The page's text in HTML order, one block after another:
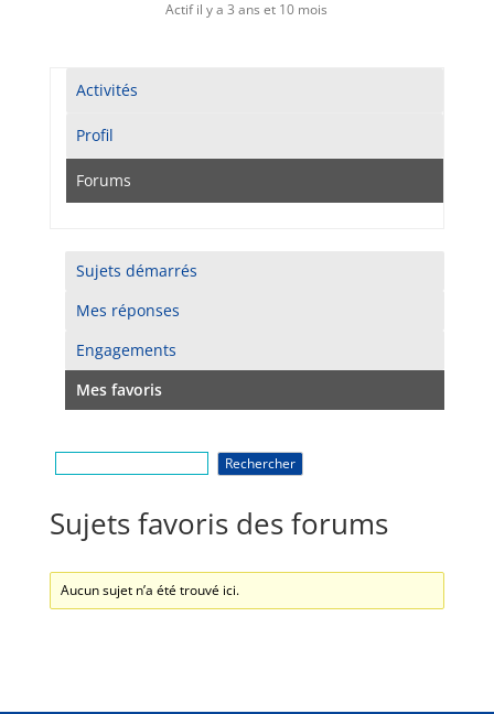
Actif il y a 3 ans et 10 mois
Activités
Profil
Forums
Sujets démarrés
Mes réponses
Engagements
Mes favoris
Sujets favoris des forums
Aucun sujet n’a été trouvé ici.